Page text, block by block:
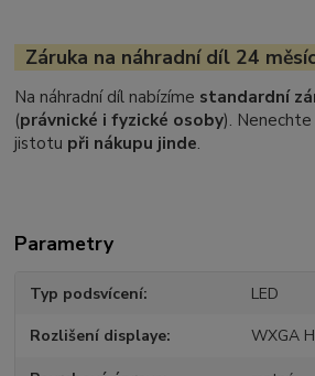
Záruka na náhradní díl 24
Na náhradní díl nabízíme standardní
(právnické i fyzické osoby).
jistotu při nákupu jinde.
Parametry
Typ podsvícení LED
Rozlišení displaye WXGA